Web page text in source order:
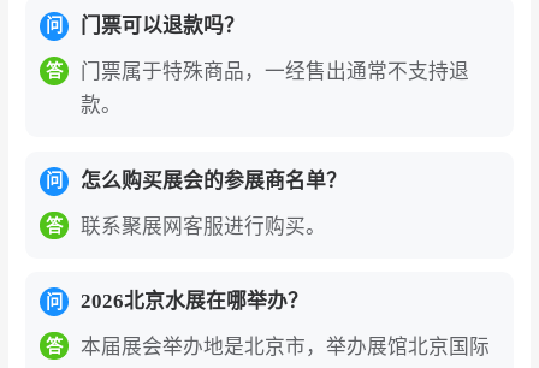
问 门票可以退款吗？
答
门票属于特殊商品，一经售出通常不支持退
款。
问 怎么购买展会的参展商名单？
答 联系聚展网客服进行购买。
问 2026北京水展在哪举办？
答
本届展会举办地是北京市，举办展馆北京国际